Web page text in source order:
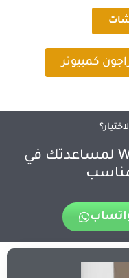
كمبيوتر
فريقنا متاح على WhatsApp لمساعدتك في